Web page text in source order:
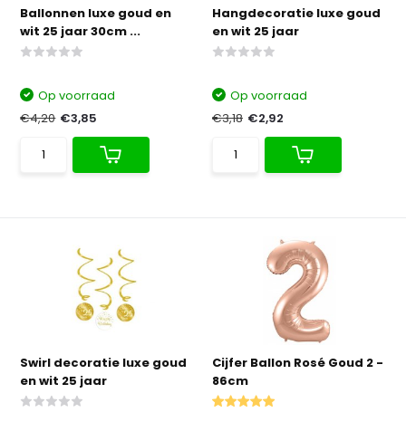
Ballonnen luxe goud en
wit 25 jaar 30cm ...
Op voorraad
€4,20 €3,85
Hangdecoratie luxe goud
en wit 25 jaar
Op voorraad
€3,18 €2,92
Swirl decoratie luxe goud
en wit 25 jaar
Cijfer Ballon Rosé Goud 2 -
86cm